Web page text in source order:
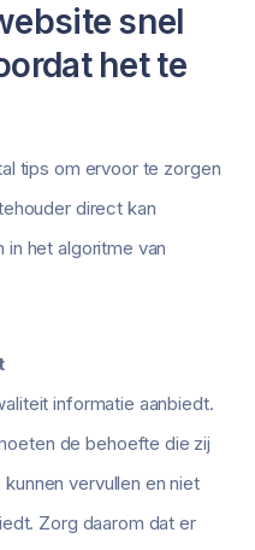
snel
het te
tips om ervoor te zorgen
direct kan
in het algoritme van
informatie aanbiedt.
de behoefte die zij
vervullen en niet
Zorg daarom dat er